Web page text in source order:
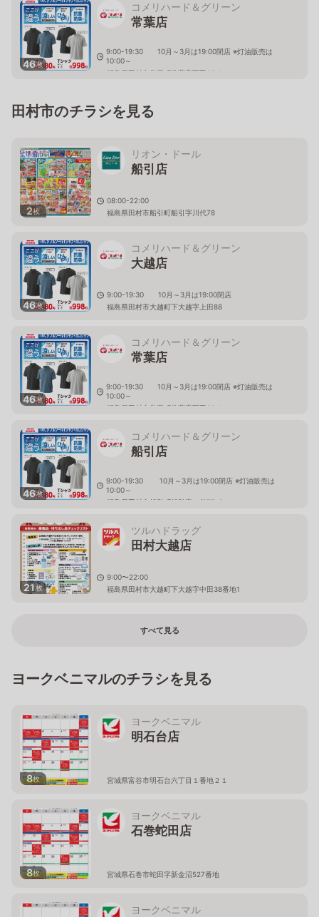
46枚
コメリハード＆グリーン
常葉店
9:00-19:30 10月～3月は19:00閉店 ※灯油販売は
10:00～
福島県田村市常葉町常葉字西田66-1
田村市のチラシを見る
2枚
リオン・ドール
船引店
08:00-22:00
福島県田村市船引町船引字川代78
46枚
コメリハード＆グリーン
大越店
9:00-19:30 10月～3月は19:00閉店
福島県田村市大越町下大越字上田88
46枚
コメリハード＆グリーン
常葉店
9:00-19:30 10月～3月は19:00閉店 ※灯油販売は
10:00～
福島県田村市常葉町常葉字西田66-1
46枚
コメリハード＆グリーン
船引店
9:00-19:30 10月～3月は19:00閉店 ※灯油販売は
10:00～
福島県田村市船引町船引宮ノ前77-2
21枚
ツルハドラッグ
田村大越店
9:00〜22:00
福島県田村市大越町下大越字中田38番地1
すべて見る
ヨークベニマルのチラシを見る
8枚
ヨークベニマル
明石台店
宮城県富谷市明石台六丁目１番地２１
8枚
ヨークベニマル
石巻蛇田店
宮城県石巻市蛇田字新金沼527番地
ヨークベニマル